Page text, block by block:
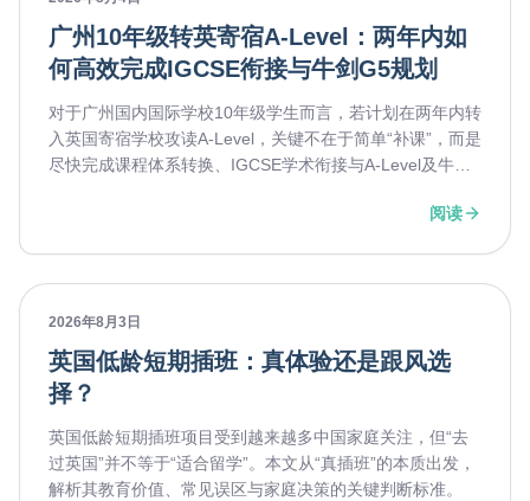
广州10年级转英寄宿A-Level：两年内如
何高效完成IGCSE衔接与牛剑G5规划
对于广州国内国际学校10年级学生而言，若计划在两年内转
入英国寄宿学校攻读A-Level，关键不在于简单“补课”，而是
尽快完成课程体系转换、IGCSE学术衔接与A-Level及牛剑
持，可将准备周期压缩到更高效、可执行的路径。英萃国际
阅读
2026年8月3日
英国低龄短期插班：真体验还是跟风选
择？
英国低龄短期插班项目受到越来越多中国家庭关注，但“去
过英国”并不等于“适合留学”。本文从“真插班”的本质出发，
解析其教育价值、常见误区与家庭决策的关键判断标准。